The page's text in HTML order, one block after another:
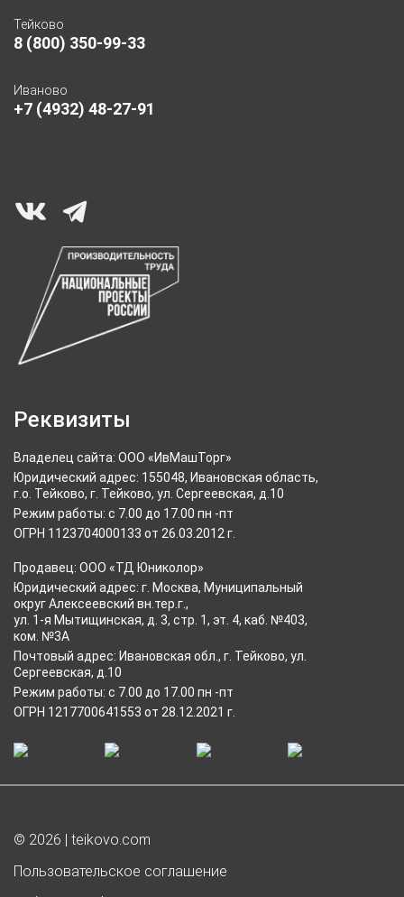
Тейково
8 (800) 350-99-33
Иваново
+7 (4932) 48-27-91
Реквизиты
Владелец сайта: ООО «ИвМашТорг»
Юридический адрес: 155048, Ивановская область,
г.о. Тейково, г. Тейково, ул. Сергеевская, д.10
Режим работы: с 7.00 до 17.00 пн -пт
ОГРН 1123704000133 от 26.03.2012 г.
Продавец: ООО «ТД Юниколор»
Юридический адрес: г. Москва, Муниципальный
округ Алексеевский вн.тер.г.,
ул. 1-я Мытищинская, д. 3, стр. 1, эт. 4, каб. №403,
ком. №3А
Почтовый адрес: Ивановская обл., г. Тейково, ул.
Сергеевская, д.10
Режим работы: с 7.00 до 17.00 пн -пт
ОГРН 1217700641553 от 28.12.2021 г.
© 2026 | teikovo.com
Пользовательское соглашение